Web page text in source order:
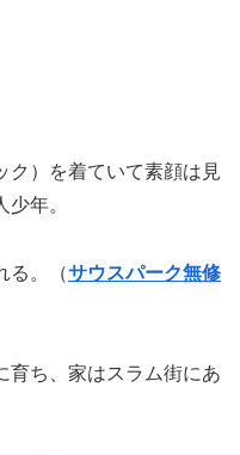
ク）を着ていて素顔は見
年。
る。（サウスパーク無修
育ち、家はスラム街にあ